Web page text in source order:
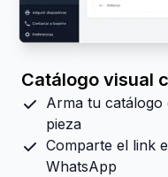
Catálogo visual
Arma tu
pieza
Comparte el link
WhatsApp